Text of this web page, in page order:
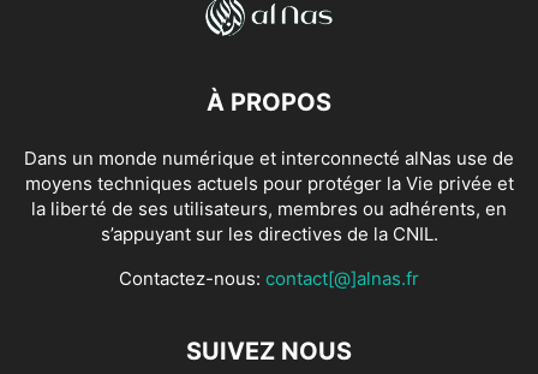
À PROPOS
Dans un monde numérique et interconnecté alNas use de
moyens techniques actuels pour protéger la Vie privée et
la liberté de ses utilisateurs, membres ou adhérents, en
s’appuyant sur les directives de la CNIL.
Contactez-nous: contact[@]alnas.fr
SUIVEZ NOUS